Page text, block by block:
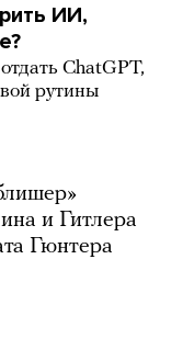
ИИ,
ChatGPT,
рутины
и Гитлера
Гюнтера